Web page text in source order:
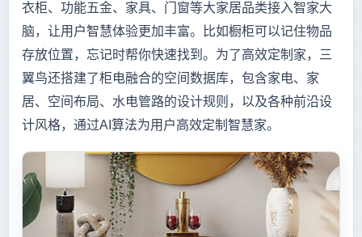
衣柜、功能五金、家具、门窗等大家居品类接入智家大
脑，让用户智慧体验更加丰富。比如橱柜可以记住物品
存放位置，忘记时帮你快速找到。为了高效定制家，三
翼鸟还搭建了柜电融合的空间数据库，包含家电、家
居、空间布局、水电管路的设计规则，以及各种前沿设
计风格，通过AI算法为用户高效定制智慧家。